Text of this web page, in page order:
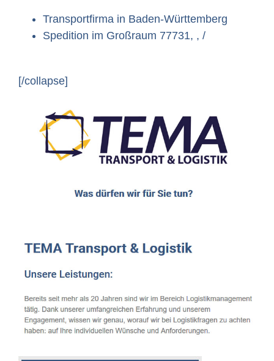
Transportfirma in Baden-Württemberg
Spedition im Großraum 77731, , /
[/collapse]